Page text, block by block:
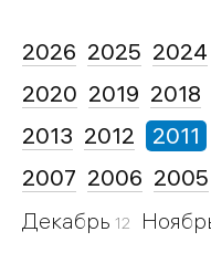
2026 2025 2024
2020 2019 2018
2013 2012 2011
Декабрь 12
2007 2006 2005